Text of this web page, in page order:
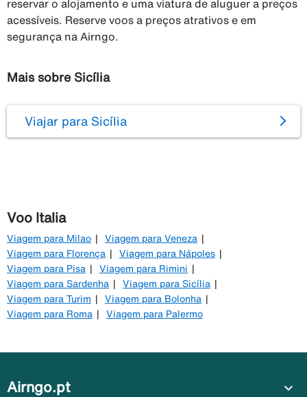
reservar o alojamento e uma viatura de aluguer a preços
acessíveis. Reserve voos a preços atrativos e em
segurança na Airngo.
Mais sobre Sicília
Viajar para Sicília
Voo Italia
Viagem para Milao
Viagem para Veneza
Viagem para Florença
Viagem para Nápoles
Viagem para Pisa
Viagem para Rimini
Viagem para Sardenha
Viagem para Sicília
Viagem para Turim
Viagem para Bolonha
Viagem para Roma
Viagem para Palermo
Airngo.pt expand_more